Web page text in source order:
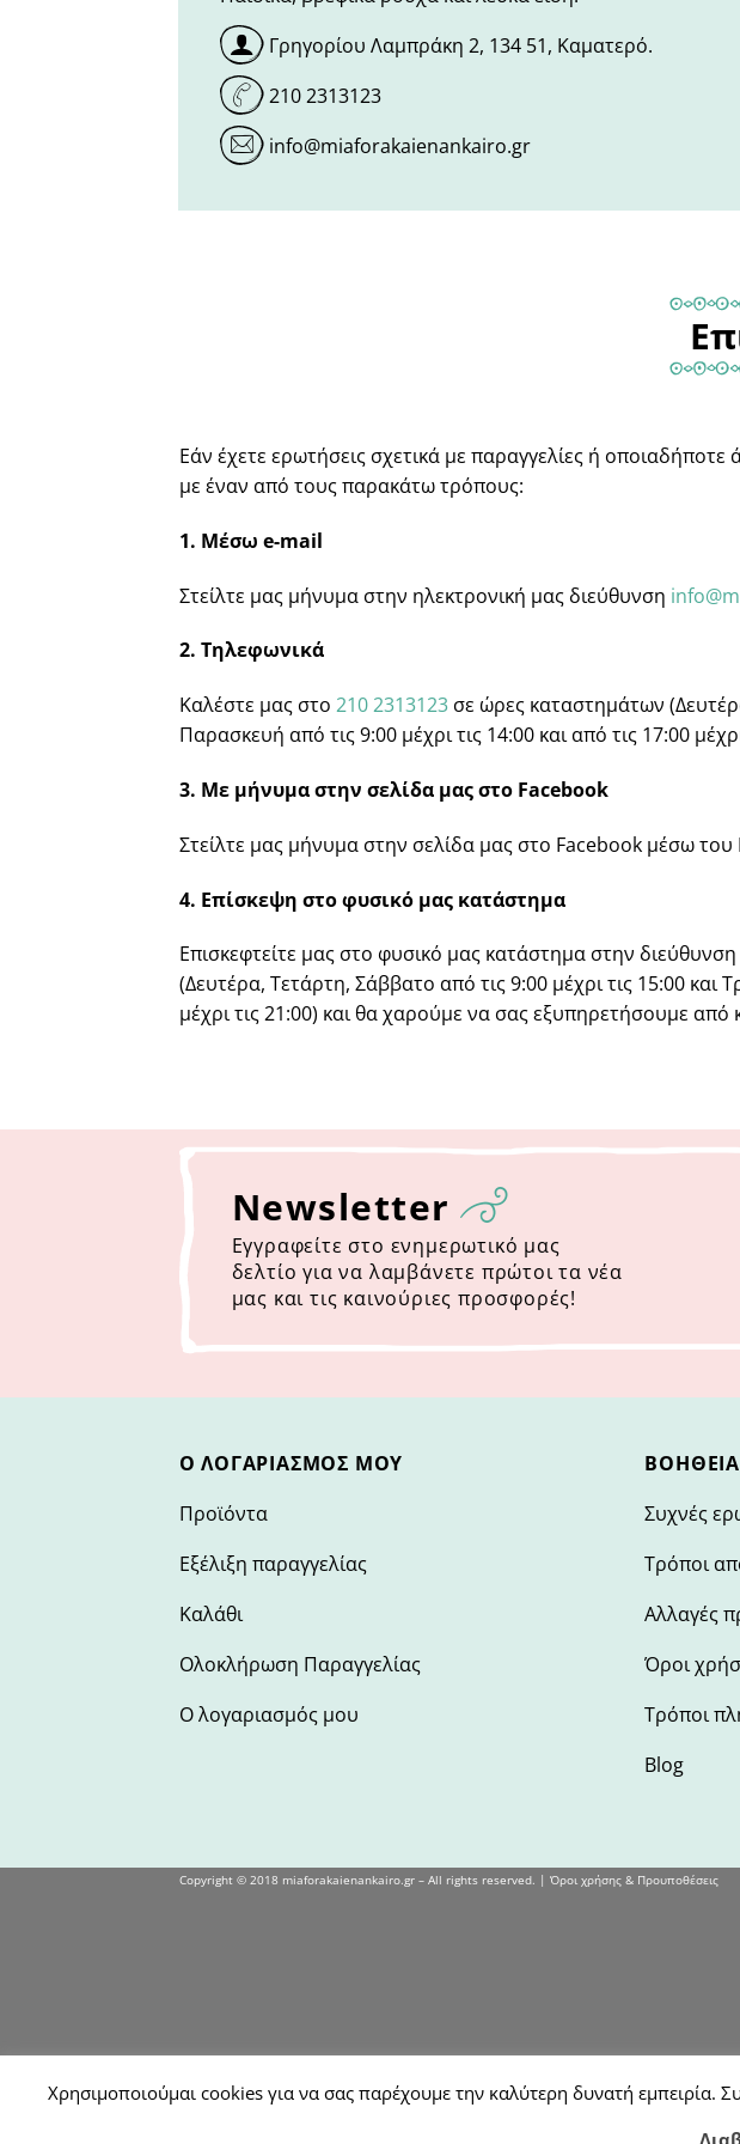
Γρηγορίου Λαμπράκη 2, 134 51, Καματερό.
210 2313123
info@miaforakaienankairo.gr
Εάν έχετε ερωτήσεις σχετικά με παραγγελίες ή
με έναν από τους παρακάτω τρόπους:
1. Μέσω e-mail
Στείλτε μας μήνυμα στην ηλεκτρονική μας διεύθυνση
2. Τηλεφωνικά
Καλέστε μας στο 210 2313123σε ώρες καταστημάτων
Παρασκευή από τις 9:00 μέχρι τις 14:00 και από τις 17:00
3. Με μήνυμα στην σελίδα μας στο Facebook
Στείλτε μας μήνυμα στην σελίδα μας στο Facebook μέσω του
4. Επίσκεψη στο φυσικό μας κατάστημα
Επισκεφτείτε μας στο φυσικό μας κατάστημα στην διεύθυνση
(Δευτέρα, Τετάρτη, Σάββατο από τις 9:00 μέχρι τις 15:00 και
μέχρι τις 21:00) και θα χαρούμε να σας εξυπηρετήσουμε από
Newsletter
Εγγραφείτε στο ενημερωτικό μας
δελτίο για να λαμβάνετε πρώτοι τα νέα
μας και τις καινούριες προσφορές!
Ο ΛΟΓΑΡΙΑΣΜΌΣ ΜΟΥ
Προϊόντα
Εξέλιξη παραγγελίας
Καλάθι
Ολοκλήρωση Παραγγελίας
Ο λογαριασμός μου
ΒΟΉΘΕΙΑ
Συχνές
Τρόποι
Αλλαγές
Όροι
Τρόποι
Blog
Copyright © 2018 miaforakaienankairo.gr – All rights reserved. | Όροι χρήσης & Προυποθέσεις
Χρησιμοποιούμαι cookies για να σας παρέχουμε την καλύτερη δυνατή